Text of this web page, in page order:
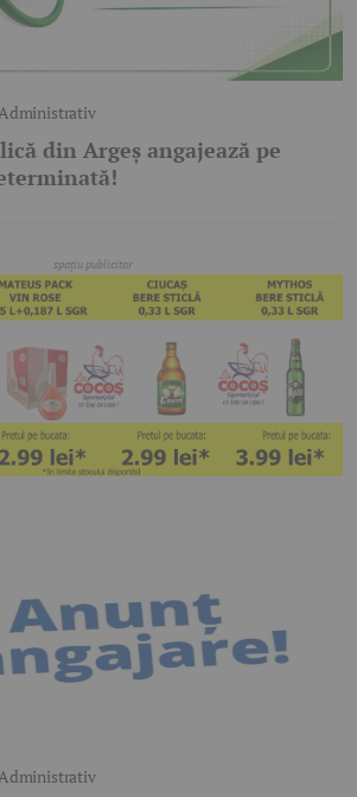
din Argeș angajează pe
Administrativ